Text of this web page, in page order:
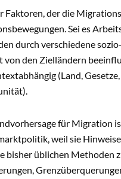
Faktoren, der die
Sei es
durch verschiedene
von den Zielländern
(Land,
für Migration
weil sie
bisher üblichen Methoden